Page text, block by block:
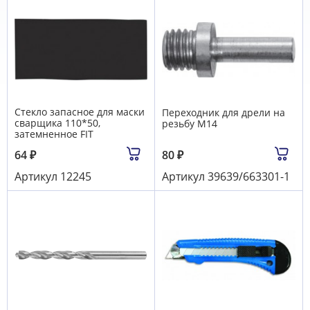
Стекло запасное для маски
сварщика 110*50,
затемненное FIT
64₽
Артикул 12245
Переходник для дрели на
резьбу М14
80₽
Артикул 39639/663301-1